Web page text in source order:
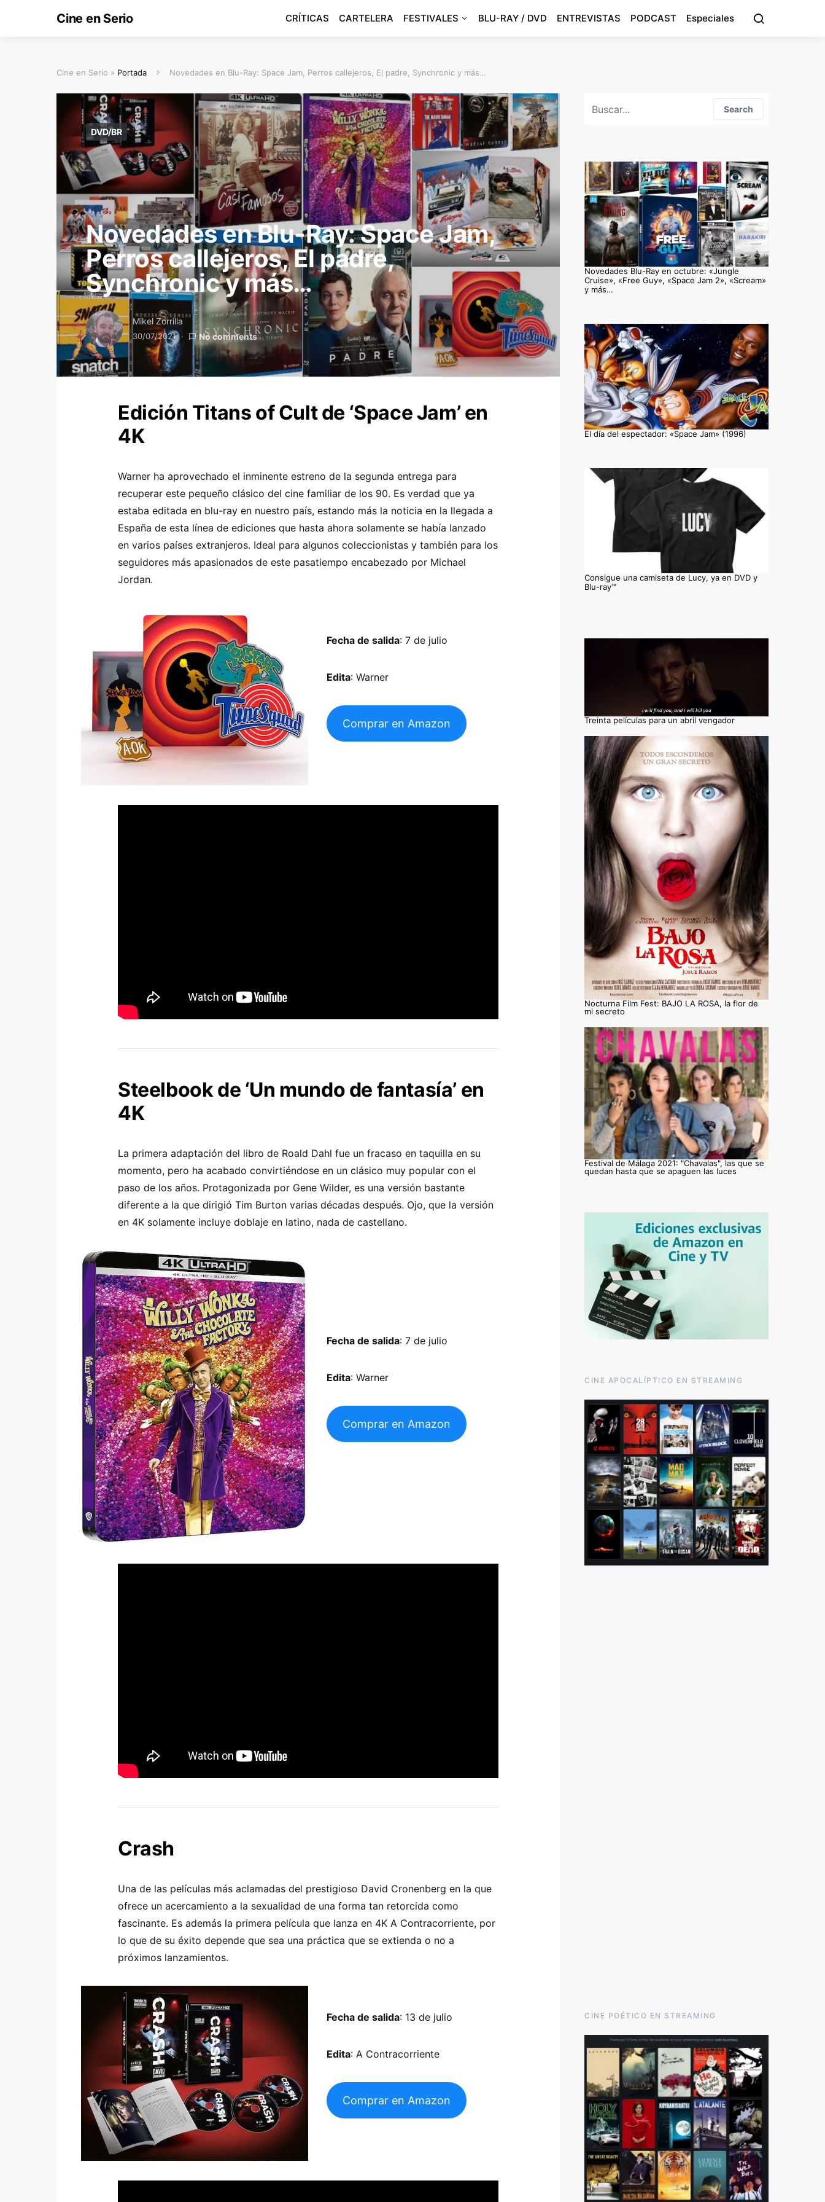
Cine en Serio CRÍTICAS CARTELERA FESTIVALES BLU-RAY / DVD ENTREVISTAS PODCAST Especiales
Cine en Serio » Portada Novedades en Blu-Ray: Space Jam, Perros callejeros, El padre, Synchronic y más…
DVD/BR
Novedades en Blu-Ray: Space Jam,
Perros callejeros, El padre,
Synchronic y más…
Mikel Zorrilla
30/07/2021 No comments
Edición Titans of Cult de ‘Space Jam’ en
4K
Warner ha aprovechado el inminente estreno de la segunda entrega para
recuperar este pequeño clásico del cine familiar de los 90. Es verdad que ya
estaba editada en blu-ray en nuestro país, estando más la noticia en la llegada a
España de esta línea de ediciones que hasta ahora solamente se había lanzado
en varios países extranjeros. Ideal para algunos coleccionistas y también para los
seguidores más apasionados de este pasatiempo encabezado por Michael
Jordan.
Fecha de salida: 7 de julio
Edita: Warner
Comprar en Amazon
Steelbook de ‘Un mundo de fantasía’ en
4K
La primera adaptación del libro de Roald Dahl fue un fracaso en taquilla en su
momento, pero ha acabado convirtiéndose en un clásico muy popular con el
paso de los años. Protagonizada por Gene Wilder, es una versión bastante
diferente a la que dirigió Tim Burton varias décadas después. Ojo, que la versión
en 4K solamente incluye doblaje en latino, nada de castellano.
Fecha de salida: 7 de julio
Edita: Warner
Comprar en Amazon
Crash
Una de las películas más aclamadas del prestigioso David Cronenberg en la que
ofrece un acercamiento a la sexualidad de una forma tan retorcida como
fascinante. Es además la primera película que lanza en 4K A Contracorriente, por
lo que de su éxito depende que sea una práctica que se extienda o no a
próximos lanzamientos.
Fecha de salida: 13 de julio
Edita: A Contracorriente
Comprar en Amazon
Search
Novedades Blu-Ray en octubre: «Jungle
Cruise», «Free Guy», «Space Jam 2», «Scream»
y más…
El día del espectador: «Space Jam» (1996)
Consigue una camiseta de Lucy, ya en DVD y
Blu-ray™
Treinta películas para un abril vengador
Nocturna Film Fest: BAJO LA ROSA, la flor de
mi secreto
Festival de Málaga 2021: "Chavalas", las que se
quedan hasta que se apaguen las luces
CINE APOCALÍPTICO EN STREAMING
CINE POÉTICO EN STREAMING